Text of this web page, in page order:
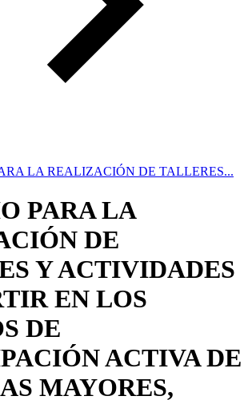
LA REALIZACIÓN DE TALLERES...
PARA LA
DE
Y ACTIVIDADES
EN LOS
DE
ACTIVA DE
MAYORES,